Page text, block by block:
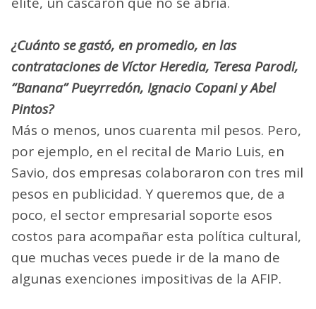
¿Cuánto se gastó, en promedio, en las
contrataciones de Víctor Heredia, Teresa Parodi,
“Banana” Pueyrredón, Ignacio Copani y Abel
Pintos?
Más o menos, unos cuarenta mil pesos. Pero,
por ejemplo, en el recital de Mario Luis, en
Savio, dos empresas colaboraron con tres mil
pesos en publicidad. Y queremos que, de a
poco, el sector empresarial soporte esos
costos para acompañar esta política cultural,
que muchas veces puede ir de la mano de
algunas exenciones impositivas de la AFIP.